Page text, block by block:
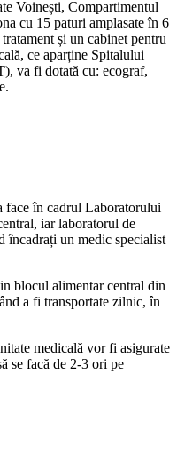
Voinești, Compartimentul
cu 15 paturi amplasate în 6
și un cabinet pentru
ce aparține Spitalului
va fi dotată cu: ecograf,
face în cadrul Laboratorului
iar laboratorul de
un medic specialist
blocul alimentar central din
a fi transportate zilnic, în
medicală vor fi asigurate
se facă de 2-3 ori pe